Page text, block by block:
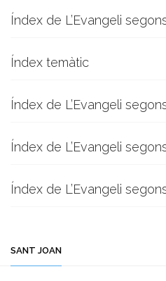
Índex de L’Evangeli
Índex temàtic
Índex de L’Evangeli
Índex de L’Evangeli
Índex de L’Evangeli
SANT JOAN